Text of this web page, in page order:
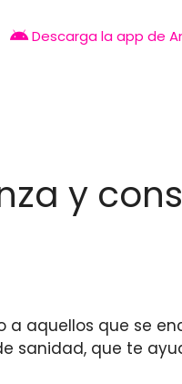
Descarga la app de
y
a aquellos que se
sanidad, que te